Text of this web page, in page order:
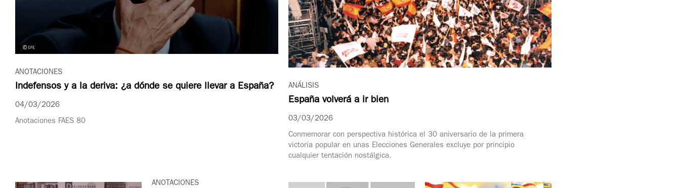
ANOTACIONES
Indefensos y a la deriva: ¿a dónde se quiere llevar a España?
04/03/2026
Anotaciones FAES 80
ANÁLISIS
España volverá a ir bien
03/03/2026
Conmemorar con perspectiva histórica el 30 aniversario de la primera
victoria popular en unas Elecciones Generales excluye por principio
cualquier tentación nostálgica.
ANOTACIONES